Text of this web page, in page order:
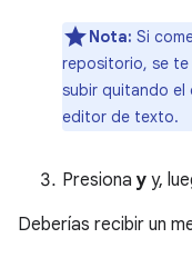
Nota: Si
repositorio, se te
subir quitando el
editor de texto.
Presiona y y,
Deberías recibir un